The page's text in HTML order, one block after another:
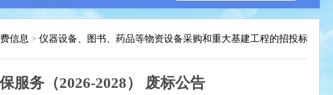
信息 > 仪器设备、图书、药品等物资设备采购和重大基建工程的招投标
服务（2026-2028） 废标公告